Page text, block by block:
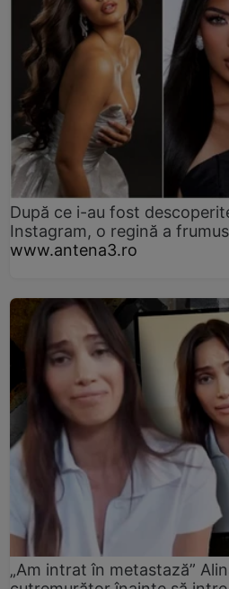
După ce i-au fost
Instagram, o regină a
www.antena3.ro
„Am intrat în metastază”